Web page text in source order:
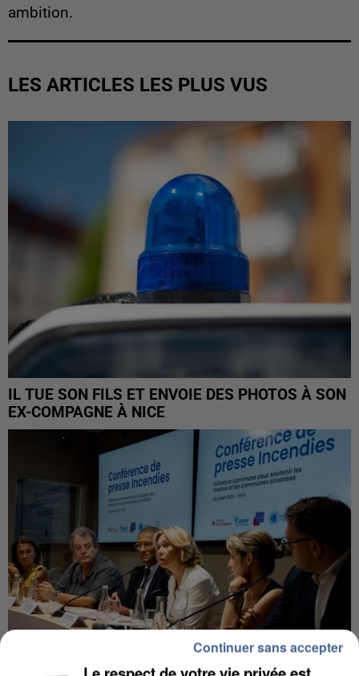
ambition.
LES ARTICLES LES PLUS VUS
IL TUE SON FILS ET ENVOIE DES PHOTOS À SON
EX-COMPAGNE À NICE
Continuer sans accepter